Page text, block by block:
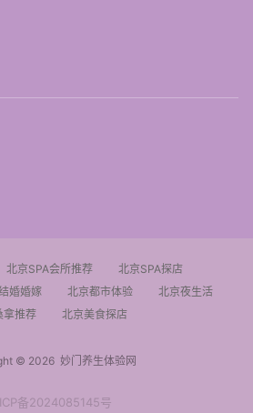
北京SPA会所推荐
北京SPA探店
婚婚嫁 北京都市体验
北京夜生活
拿推荐
北京美食探店
© 2026妙门养生体验网
备2024085145号